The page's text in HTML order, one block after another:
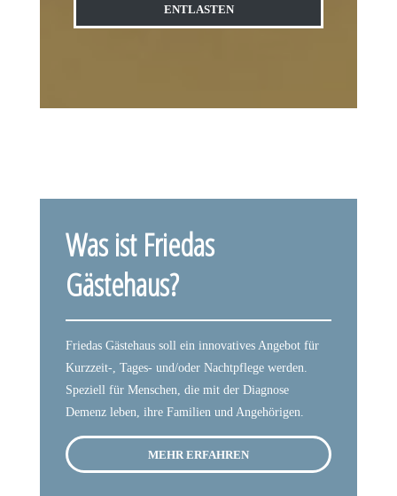
ENTLASTEN
Was ist Friedas
Gästehaus?
Friedas Gästehaus soll ein innovatives Angebot für
Kurzzeit-, Tages- und/oder Nachtpflege werden.
Speziell für Menschen, die mit der Diagnose
Demenz leben, ihre Familien und Angehörigen.
MEHR ERFAHREN